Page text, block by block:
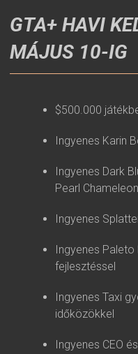
GTA+ HAVI
MÁJUS 10-IG
$500.000
Ingyenes Karin
Ingyenes Dark
Pearl
Ingyenes
Ingyenes
fejlesztéssel
Ingyenes Taxi
időközökkel
Ingyenes CEO